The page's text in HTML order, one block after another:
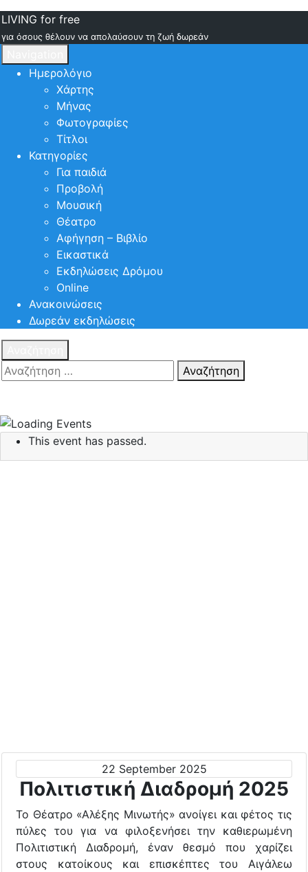
LIVING for free
για όσους θέλουν να απολαύσουν τη ζωή δωρεάν
Ημερολόγιο
Χάρτης
Μήνας
Φωτογραφίες
Τίτλοι
Κατηγορίες
Για παιδιά
Προβολή
Μουσική
Θέατρο
Αφήγηση – Βιβλίο
Εικαστικά
Εκδηλώσεις Δρόμου
Online
Ανακοινώσεις
Δωρεάν εκδηλώσεις
Αναζήτηση
This event has passed.
22 September 2025
Πολιτιστική Διαδρομή 2025
Το Θέατρο «Αλέξης Μινωτής» ανοίγει και φέτος τις
πύλες του για να φιλοξενήσει την καθιερωμένη
Πολιτιστική Διαδρομή, έναν θεσμό που χαρίζει
στους κατοίκους και επισκέπτες του Αιγάλεω